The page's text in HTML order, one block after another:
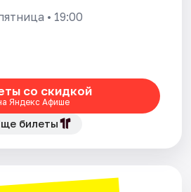
• 19:00
со скидкой
Яндекс Афише
билеты